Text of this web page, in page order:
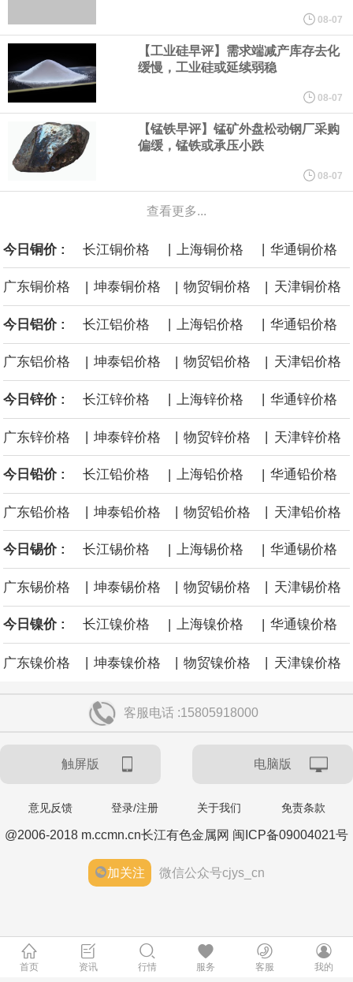
时、容忍更高通胀的代价。“在这样的背景下，货币政策对基本通胀
实施有力的约束至关重要，而不是为了追求未来的生产率增长而容
忍如今更高的通胀，”穆萨莱姆在为圣保罗一场活动准备的讲稿中表
示。
8月6日，伊朗方面公开拟议的霍尔木兹海峡战略管理方案初步文本
细节，内容包括禁止敌对方面通过海峡等，违反规定者将被处以最
高达货物价值20%的罚款。
中国制造与中国品牌正加速扩大在韩国汽车市场的影响力。韩联社4
日报道称，韩国上半年售出的电动汽车中，超1/3为中国制造车型。
与此同时，中国产汽车在韩国进口车市场中的份额首次超过德国，
成为韩国最大的进口车来源地。
今年以来，国内钽价跳涨，涨幅接近1.4倍。
08-07
【工业硅早评】需求端减产库存去化
缓慢，工业硅或延续弱稳
08-07
【锰铁早评】锰矿外盘松动钢厂采购
偏缓，锰铁或承压小跌
08-07
查看更多...
今日铜价 : 长江铜价格 | 上海铜价格 | 华通铜价格
广东铜价格 | 坤泰铜价格 | 物贸铜价格 | 天津铜价格
今日铝价 : 长江铝价格 上海铝价格 华通铝价格
广东铝价格 | 坤泰铝价格 | 物贸铝价格 | 天津铝价格
今日锌价 : 长江锌价格 上海锌价格 华通锌价格
广东锌价格 | 坤泰锌价格 | 物贸锌价格 | 天津锌价格
今日铅价 : 长江铅价格 | 上海铅价格 | 华通铅价格
广东铅价格 坤泰铅价格 物贸铅价格 天津铅价格
今日锡价 : 长江锡价格 | 上海锡价格 | 华通锡价格
广东锡价格 坤泰锡价格 物贸锡价格 天津锡价格
今日镍价 : 长江镍价格 | 上海镍价格 | 华通镍价格
广东镍价格 | 坤泰镍价格 | 物贸镍价格 | 天津镍价格
客服电话 :15805918000
触屏版 电脑版
意见反馈 登录/注册 关于我们 免责条款
@2006-2018 m.ccmn.cn长江有色金属网 闽ICP备09004021号
加关注 微信公众号cjys_cn
首页 资讯 行情 服务 客服 我的